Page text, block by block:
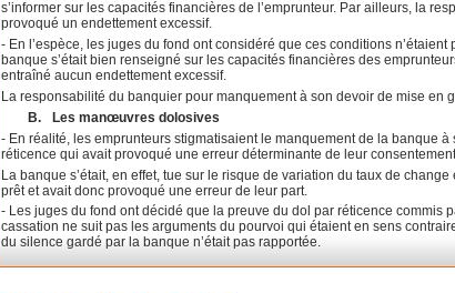
s’informer sur les capacités financières de l’emprunteur. Par ailleurs, la
provoqué un endettement excessif.
- En l’espèce, les juges du fond ont considéré que ces conditions
banque s’était bien renseigné sur les capacités financières des
entraîné aucun endettement excessif.
La responsabilité du banquier pour manquement à son devoir de mise en
B.
Les manœuvres dolosives
- En réalité, les emprunteurs stigmatisaient le manquement de la banque
réticence qui avait provoqué une erreur déterminante de leur consentement.
La banque s’était, en effet, tue sur le risque de variation du taux de
prêt et avait donc provoqué une erreur de leur part.
- Les juges du fond ont décidé que la preuve du dol par réticence commis
cassation ne suit pas les arguments du pourvoi qui étaient en sens
du silence gardé par la banque n’était pas rapportée.